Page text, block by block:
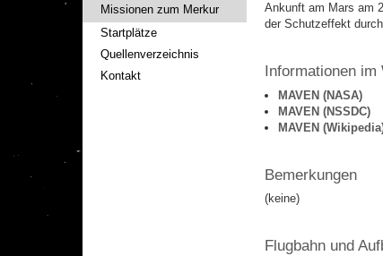
Missionen zum Merkur
Startplätze
Quellenverzeichnis
Kontakt
Ankunft am Mars am
der Schutzeffekt
Informationen im
MAVEN (NASA)
MAVEN (NSSDC)
MAVEN
Bemerkungen
(keine)
Flugbahn und